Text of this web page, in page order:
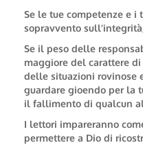
Se le tue competenze e i
sopravvento
Se il peso delle
maggiore del carattere
delle situazioni rovinose
guardare gioendo per la
il fallimento di qualcun
I lettori impareranno
permettere a Dio di